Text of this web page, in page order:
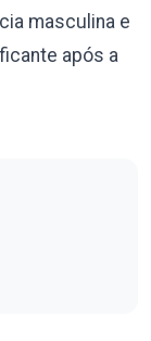
masculina e
após a